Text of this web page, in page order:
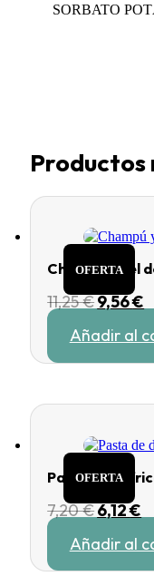
SORBATO
OFERTA
Champú y gel
11,25€El
original
era:
9,56€
Añadir al
OFERTA
Pasta
7,20€El
original
era:
6,12€
Añadir al